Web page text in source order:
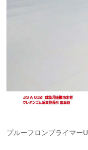
プルーフロンプライマーU